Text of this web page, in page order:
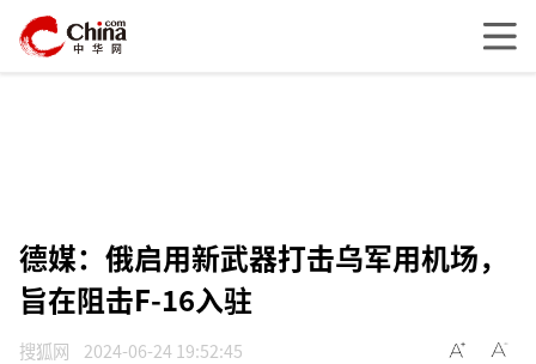
德媒：俄启用新武器打击乌军用机场，
旨在阻击F-16入驻
搜狐网 2024-06-24 19:52:45